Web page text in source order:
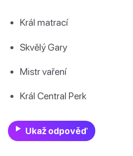
Král matrací
Skvělý Gary
Mistr vaření
Král Central Perk
Ukaž odpověď